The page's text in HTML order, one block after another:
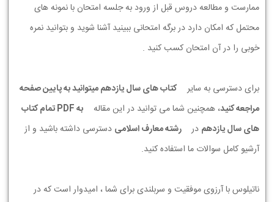
ممارست و مطالعه دروس قبل از ورود به جلسه امتحان با نمونه های
محتمل که امکان دارد در برگه امتحانی ببینید آشنا شوید و بتوانید نمره
خوبی را در آن امتحان کسب کنید .
برای دسترسی به سایر
کتاب های سال یازدهم میتوانید به پایین صفحه
مراجعه کنید، همچنین شما می توانید در این مقاله
به PDF تمام کتاب
های سال یازدهم در رشته معارف اسلامی دسترسی داشته باشید و از
آرشیو کامل سوالات ما استفاده کنید.
ناتیلوس با آرزوی موفقیت و سربلندی برای شما ، امیدوار است که در